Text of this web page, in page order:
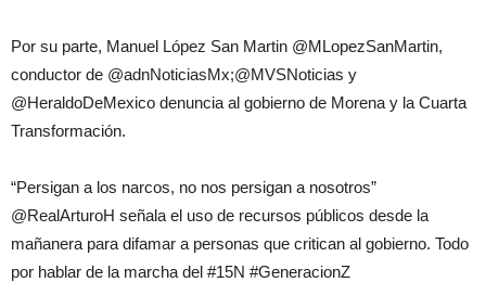
Por su parte, Manuel López San Martin @MLopezSanMartin,
conductor de @adnNoticiasMx;@MVSNoticias y
@HeraldoDeMexico denuncia al gobierno de Morena y la Cuarta
Transformación.
“Persigan a los narcos, no nos persigan a nosotros”
@RealArturoH señala el uso de recursos públicos desde la
mañanera para difamar a personas que critican al gobierno. Todo
por hablar de la marcha del #15N #GeneracionZ